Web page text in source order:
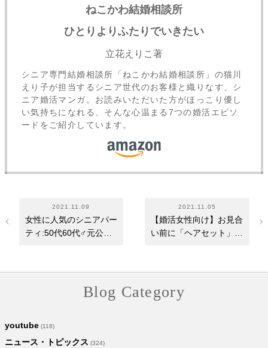
ねこかわ結婚相談所
ひとりよりふたりでいきたい
立花えりこ著
シニア専門結婚相談所「ねこかわ結婚相談所」の猫川
えり子が担当するシニア世代のお客様と織りなす、シ
ニア婚活マンガ。お読みいただいた方がほっこり優し
い気持ちになれる、そんな心温まる7つの婚活エピソ
ードをご紹介しています。
2021.11.09
女性に人気のシニアパー
ティ:50代60代♂元公務
2021.11.05
【婚活女性向け】お見合
い前に「ヘアセット」し
Blog Category
youtube (118)
ニュース・トピックス (324)